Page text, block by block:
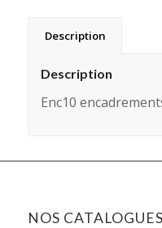
Description
Description
Enc10
NOS CATALOGUES